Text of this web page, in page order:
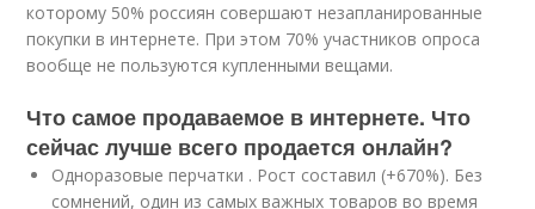
которому 50% россиян совершают незапланированные
покупки в интернете. При этом 70% участников опроса
вообще не пользуются купленными вещами.
Что самое продаваемое в интернете. Что
сейчас лучше всего продается онлайн?
Одноразовые перчатки . Рост составил (+670%). Без
сомнений, один из самых важных товаров во время